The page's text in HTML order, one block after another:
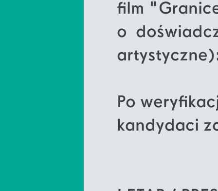
film
o
Po
kandydaci